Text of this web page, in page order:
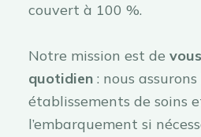
couvert à 100 %.
Notre mission est de
quotidien : nous
établissements de soins
l’embarquement si